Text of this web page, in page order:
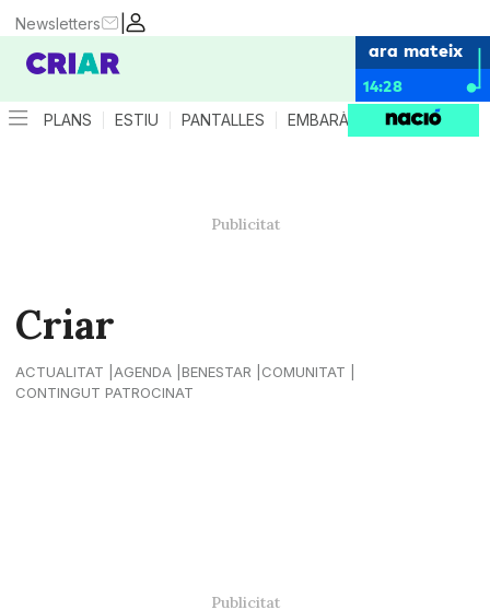
|
Newsletters
ara mateix
14:28
PLANS ESTIU PANTALLES EMBARÀS CRIANÇA
Criar
ACTUALITAT AGENDA BENESTAR
COMUNITAT
CONTINGUT PATROCINAT